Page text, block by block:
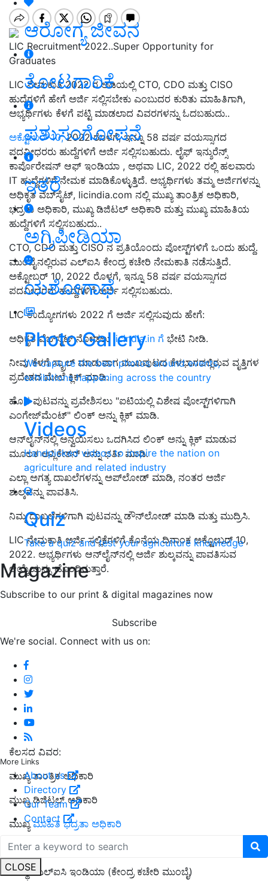
ಆರೋಗ್ಯ ಜೀವನ
ತೋಟಗಾರಿಕೆ
ಪಶುಸಂಗೋಪನೆ
ಇತರೆ
ಅಗ್ರಿಪೀಡಿಯಾ
ಯಶೋಗಾಥೆ
Photo Gallery
We capture the best photos around events,
exhibitions happening across the country
Videos
Handpicked videos to inspire the nation on
agriculture and related industry
Quiz
Take a quiz and test your agriculture knowledge
Magazine
Subscribe to our print & digital magazines now
Subscribe
We're social. Connect with us on:
More Links
About us
Directory
Our Team
Contact
CLOSE
LIC Recruitment 2022..Super Opportunity for
Graduates
LIC ನೇಮಕಾತಿ 2022 ರ ಅಡಿಯಲ್ಲಿ CTO, CDO ಮತ್ತು CISO
ಹುದ್ದೆಗಳಿಗೆ ಹೇಗೆ ಅರ್ಜಿ ಸಲ್ಲಿಸಬೇಕು ಎಂಬುದರ ಕುರಿತು ಮಾಹಿತಿಗಾಗಿ,
ಅಭ್ಯರ್ಥಿಗಳು ಕೆಳಗೆ ಪಟ್ಟಿ ಮಾಡಲಾದ ವಿವರಗಳನ್ನು ಓದಬಹುದು..
ಅಕ್ಟೋಬರ್ 10,2022 ರೊಳಗೆ, ಇನ್ನೂ 58 ವರ್ಷ ವಯಸ್ಸಾಗದ
ಪದವೀಧರರು ಹುದ್ದೆಗಳಿಗೆ ಅರ್ಜಿ ಸಲ್ಲಿಸಬಹುದು. ಲೈಫ್ ಇನ್ಶುರೆನ್ಸ್
ಕಾರ್ಪೊರೇಷನ್ ಆಫ್ ಇಂಡಿಯಾ , ಅಥವಾ LIC, 2022 ರಲ್ಲಿ ಹಲವಾರು
IT ಹುದ್ದೆಗಳಿಗೆ ನೇಮಕ ಮಾಡಿಕೊಳ್ಳುತ್ತಿದೆ. ಅಭ್ಯರ್ಥಿಗಳು ತಮ್ಮ ಅರ್ಜಿಗಳನ್ನು
ಅಧಿಕೃತ ವೆಬ್‌ಸೈಟ್, licindia.com ನಲ್ಲಿ ಮುಖ್ಯ ತಾಂತ್ರಿಕ ಅಧಿಕಾರಿ,
ಭದ್ರತಾ ಅಧಿಕಾರಿ, ಮುಖ್ಯ ಡಿಜಿಟಲ್ ಅಧಿಕಾರಿ ಮತ್ತು ಮುಖ್ಯ ಮಾಹಿತಿಯ
ಹುದ್ದೆಗಳಿಗೆ ಸಲ್ಲಿಸಬಹುದು..
CTO, CDO ಮತ್ತು CISO ನ ಪ್ರತಿಯೊಂದು ಪೋಸ್ಟ್‌ಗಳಿಗೆ ಒಂದು ಹುದ್ದೆ.
ಮುಂಬೈನಲ್ಲಿರುವ ಎಲ್‌ಐಸಿ ಕೇಂದ್ರ ಕಚೇರಿ ನೇಮಕಾತಿ ನಡೆಸುತ್ತಿದೆ.
ಅಕ್ಟೋಬರ್ 10, 2022 ರೊಳಗೆ, ಇನ್ನೂ 58 ವರ್ಷ ವಯಸ್ಸಾಗದ
ಪದವೀಧರರು ಹುದ್ದೆಗಳಿಗೆ ಅರ್ಜಿ ಸಲ್ಲಿಸಬಹುದು.
LIC ಉದ್ಯೋಗಗಳು 2022 ಗೆ ಅರ್ಜಿ ಸಲ್ಲಿಸುವುದು ಹೇಗೆ:
ಅಧಿಕೃತ ವೆಬ್‌ಸೈಟ್ ನೋಡಲು licindia.in ಗೆ ಭೇಟಿ ನೀಡಿ.
ನೀವು ಕೆಳಗೆ ಸ್ಕ್ರಾಲ್ ಮಾಡುವಾಗ ಮುಖಪುಟದ ಕೆಳಭಾಗದಲ್ಲಿರುವ ವೃತ್ತಿಗಳ
ಪ್ರದೇಶದ ಮೇಲೆ ಕ್ಲಿಕ್ ಮಾಡಿ.
ಹೊಸ ಪುಟವನ್ನು ಪ್ರವೇಶಿಸಲು "ಐಟಿಯಲ್ಲಿ ವಿಶೇಷ ಪೋಸ್ಟ್‌ಗಳಿಗಾಗಿ
ಎಂಗೇಜ್‌ಮೆಂಟ್" ಲಿಂಕ್ ಅನ್ನು ಕ್ಲಿಕ್ ಮಾಡಿ.
ಆನ್‌ಲೈನ್‌ನಲ್ಲಿ ಅನ್ವಯಿಸಲು ಒದಗಿಸಿದ ಲಿಂಕ್ ಅನ್ನು ಕ್ಲಿಕ್ ಮಾಡುವ
ಮೂಲಕ ಅಪ್ಲಿಕೇಶನ್ ಅನ್ನು ಭರ್ತಿ ಮಾಡಿ.
ಎಲ್ಲಾ ಅಗತ್ಯ ದಾಖಲೆಗಳನ್ನು ಅಪ್‌ಲೋಡ್ ಮಾಡಿ, ನಂತರ ಅರ್ಜಿ
ಶುಲ್ಕವನ್ನು ಪಾವತಿಸಿ.
ನಿಮ್ಮ ದಾಖಲೆಗಳಿಗಾಗಿ ಪುಟವನ್ನು ಡೌನ್‌ಲೋಡ್ ಮಾಡಿ ಮತ್ತು ಮುದ್ರಿಸಿ.
LIC ನೇಮಕಾತಿ ಅರ್ಜಿ ಸಲ್ಲಿಕೆಗಳಿಗೆ ಕೊನೆಯ ದಿನಾಂಕ ಅಕ್ಟೋಬರ್ 10,
2022. ಅಭ್ಯರ್ಥಿಗಳು ಆನ್‌ಲೈನ್‌ನಲ್ಲಿ ಅರ್ಜಿ ಶುಲ್ಕವನ್ನು ಪಾವತಿಸುವ
ಆಯ್ಕೆಯನ್ನು ಹೊಂದಿರುತ್ತಾರೆ.
ಕೆಲಸದ ವಿವರ:
ಮುಖ್ಯ ತಾಂತ್ರಿಕ ಅಧಿಕಾರಿ
ಮುಖ್ಯ ಡಿಜಿಟಲ್ ಅಧಿಕಾರಿ
ಮುಖ್ಯಮಾಹಿತಿ ಭದ್ರತಾ ಅಧಿಕಾರಿ
ಖಾಲಿ ಹುದ್ದೆಗಳು: ಪ್ರತಿ ಹುದ್ದೆಗೆ 1 ಹುದ್ದೆ
ಸಂಸ್ಥೆ : ಎಲ್ಐಸಿ ಇಂಡಿಯಾ (ಕೇಂದ್ರ ಕಚೇರಿ ಮುಂಬೈ)